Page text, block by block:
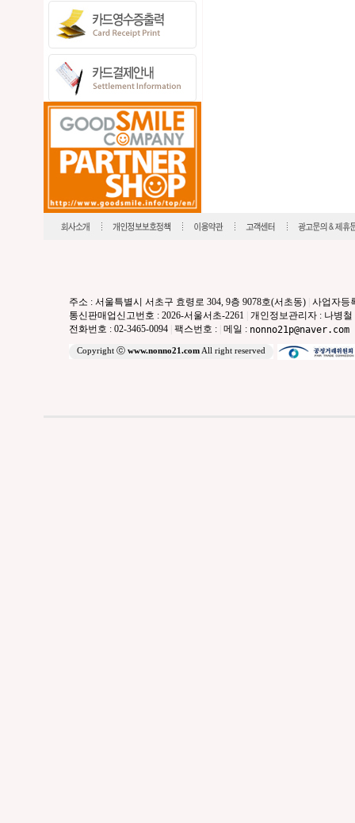
주소 : 서울특별시 서초구 효령로 304, 9층 9078호(서초동) 사업자등
통신판매업신고번호 : 2026-서울서초-2261 개인정보관리자 : 나병철
전화번호 : 02-3465-0094 팩스번호 : 메일 : nonno21p@naver.com
Copyright ⓒ www.nonno21.comAll right reserved